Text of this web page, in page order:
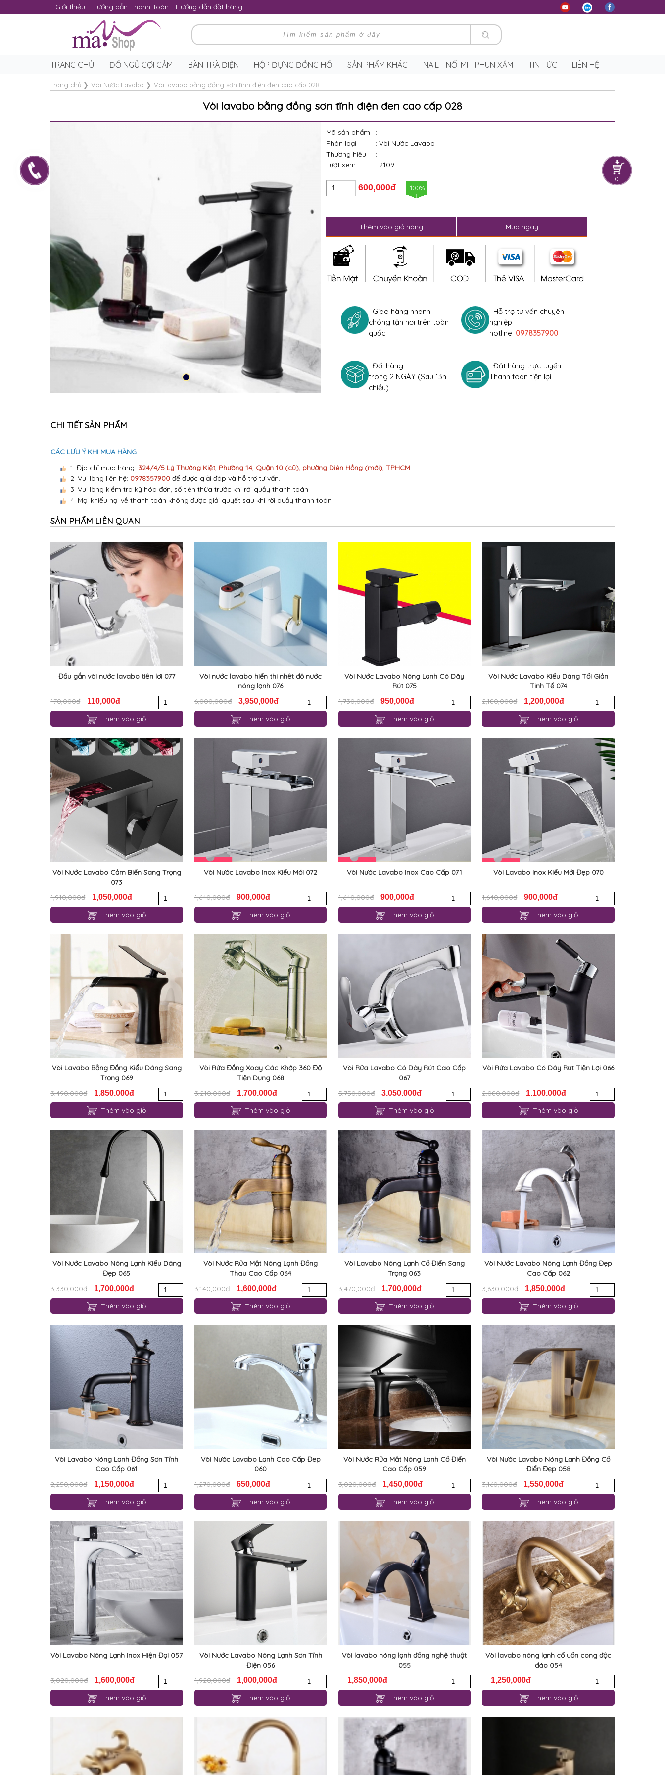
Giới thiệu Hướng dẫn Thanh Toán Hướng dẫn đặt hàng
0
TRANG CHỦ ĐỒ NGỦ GỢI CẢM BÀN TRÀ ĐIỆN HỘP ĐỰNG ĐỒNG HỒ SẢN PHẨM KHÁC NAIL - NỐI MI - PHUN XĂM TIN TỨC LIÊN HỆ
Trang chủ ❯ Vòi Nước Lavabo ❯ Vòi lavabo bằng đồng sơn tĩnh điện đen cao cấp 028
Vòi lavabo bằng đồng sơn tĩnh điện đen cao cấp 028
Mã sản phẩm
:
Phân loại
: Vòi Nước Lavabo
Thương hiệu
:
Lượt xem
: 2109
600,000đ -100%
Thêm vào giỏ hàng Mua ngay
Giao hàng nhanh
chóng tận nơi trên toàn
quốc
Hỗ trợ tư vấn chuyên
nghiệp
hotline: 0978357900
Đổi hàng
trong 2 NGÀY (Sau 13h
chiều)
Đặt hàng trực tuyến -
Thanh toán tiện lợi
CHI TIẾT SẢN PHẨM
CÁC LƯU Ý KHI MUA HÀNG
1. Địa chỉ mua hàng: 324/4/5 Lý Thường Kiệt, Phường 14, Quận 10 (cũ), phường Diên Hồng (mới), TPHCM
2. Vui lòng liên hệ: 0978357900 để được giải đáp và hỗ trợ tư vấn.
3. Vui lòng kiểm tra kỹ hóa đơn, số tiền thừa trước khi rời quầy thanh toán.
4. Mọi khiếu nại về thanh toán không được giải quyết sau khi rời quầy thanh toán.
SẢN PHẨM LIÊN QUAN
Đầu gắn vòi nước lavabo tiện lợi 077
170,000đ 110,000đ
Thêm vào giỏ
Vòi nước lavabo hiển thị nhệt độ nước
nóng lạnh 076
6,000,000đ
3,950,000đ
Thêm vào giỏ
Vòi Nước Lavabo Nóng Lạnh Có Dây
Rút 075
1,730,000đ
950,000đ
Thêm vào giỏ
Vòi Nước Lavabo Kiểu Dáng Tối Giản
Tinh Tế 074
2,180,000đ
1,200,000đ
Thêm vào giỏ
Vòi Nước Lavabo Cảm Biến Sang Trọng
073
1,910,000đ
1,050,000đ
Thêm vào giỏ
Vòi Nước Lavabo Inox Kiểu Mới 072
1,640,000đ 900,000đ
Thêm vào giỏ
Vòi Nước Lavabo Inox Cao Cấp 071
1,640,000đ 900,000đ
Thêm vào giỏ
Vòi Lavabo Inox Kiểu Mới Đẹp 070
1,640,000đ 900,000đ
Thêm vào giỏ
Vòi Lavabo Bằng Đồng Kiểu Dáng Sang
Trọng 069
3,490,000đ
1,850,000đ
Thêm vào giỏ
Vòi Rửa Đồng Xoay Các Khớp 360 Độ
Tiện Dụng 068
3,210,000đ
1,700,000đ
Thêm vào giỏ
Vòi Rửa Lavabo Có Dây Rút Cao Cấp
067
5,750,000đ
3,050,000đ
Thêm vào giỏ
Vòi Rửa Lavabo Có Dây Rút Tiện Lợi 066
2,080,000đ 1,100,000đ
Thêm vào giỏ
Vòi Nước Lavabo Nóng Lạnh Kiểu Dáng
Đẹp 065
3,330,000đ
1,700,000đ
Thêm vào giỏ
Vòi Nước Rửa Mặt Nóng Lạnh Đồng
Thau Cao Cấp 064
3,140,000đ
1,600,000đ
Thêm vào giỏ
Vòi Lavabo Nóng Lạnh Cổ Điển Sang
Trọng 063
3,470,000đ
1,700,000đ
Thêm vào giỏ
Vòi Nước Lavabo Nóng Lạnh Đồng Đẹp
Cao Cấp 062
3,630,000đ
1,850,000đ
Thêm vào giỏ
Vòi Lavabo Nóng Lạnh Đồng Sơn Tĩnh
Cao Cấp 061
2,250,000đ
1,150,000đ
Thêm vào giỏ
Vòi Nước Lavabo Lạnh Cao Cấp Đẹp
060
1,270,000đ
650,000đ
Thêm vào giỏ
Vòi Nước Rửa Mặt Nóng Lạnh Cổ Điển
Cao Cấp 059
3,020,000đ
1,450,000đ
Thêm vào giỏ
Vòi Nước Lavabo Nóng Lạnh Đồng Cổ
Điển Đẹp 058
3,160,000đ
1,550,000đ
Thêm vào giỏ
Vòi Lavabo Nóng Lạnh Inox Hiện Đại 057
3,020,000đ 1,600,000đ
Thêm vào giỏ
Vòi Nước Lavabo Nóng Lạnh Sơn Tĩnh
Điện 056
1,920,000đ
1,000,000đ
Thêm vào giỏ
Vòi lavabo nóng lạnh đồng nghệ thuật
055
1,850,000đ
Thêm vào giỏ
Vòi lavabo nóng lạnh cổ uốn cong độc
đáo 054
1,250,000đ
Thêm vào giỏ